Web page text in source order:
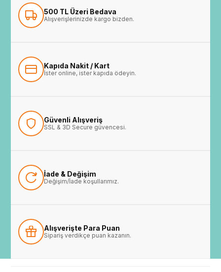
500 TL Üzeri Bedava
Alışverişlerinizde kargo bizden.
Kapıda Nakit / Kart
İster online, ister kapıda ödeyin.
Güvenli Alışveriş
SSL & 3D Secure güvencesi.
İade & Değişim
Değişim/İade koşullarımız.
Alışverişte Para Puan
Sipariş verdikçe puan kazanın.